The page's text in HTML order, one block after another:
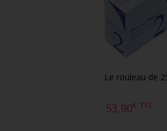
Le rouleau de
53,90€ TTC